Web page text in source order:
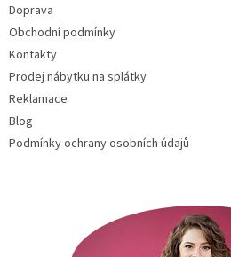
Doprava
Obchodní podmínky
Kontakty
Prodej nábytku na splátky
Reklamace
Blog
Podmínky ochrany osobních údajů